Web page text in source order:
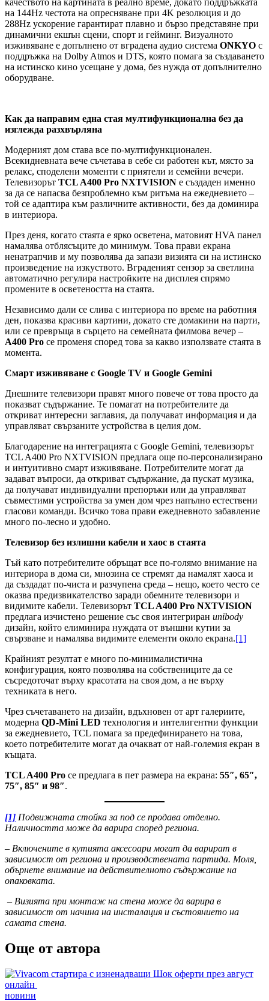
качеството на картината в реално време, докато поддръжката
на 144Hz честота на опресняване при 4K резолюция и до
288Hz ускорение гарантират плавно и бързо представяне при
динамични екшън сцени, спорт и гейминг. Визуалното
изживяване е допълнено от вградена аудио система ONKYO с
поддръжка на Dolby Atmos и DTS, която помага за създаването
на истинско кино усещане у дома, без нужда от допълнително
оборудване.
Как да направим една стая мултифункционална без да
изглежда разхвърляна
Модерният дом става все по-мултифункционален.
Всекидневната вече съчетава в себе си работен кът, място за
релакс, споделени моменти с приятели и семейни вечери.
Телевизорът TCL A400 Pro NXTVISION е създаден именно
за да се напасва безпроблемно към ритъма на ежедневието –
той се адаптира към различните активности, без да доминира
в интериора.
През деня, когато стаята е ярко осветена, матовият HVA панел
намалява отблясъците до минимум. Това прави екрана
ненатрапчив и му позволява да запази визията си на истинско
произведение на изкуството. Вграденият сензор за светлина
автоматично регулира настройките на дисплея спрямо
промените в осветеността на стаята.
Независимо дали се слива с интериора по време на работния
ден, показва красиви картини, докато сте домакини на парти,
или се превръща в сърцето на семейната филмова вечер –
A400 Pro се променя според това за какво използвате стаята в
момента.
Смарт изживяване с Google TV и Google Gemini
Днешните телевизори правят много повече от това просто да
показват съдържание. Те помагат на потребителите да
откриват интересни заглавия, да получават информация и да
управляват свързаните устройства в целия дом.
Благодарение на интеграцията с Google Gemini, телевизорът
TCL A400 Pro NXTVISION предлага още по-персонализирано
и интуитивно смарт изживяване. Потребителите могат да
задават въпроси, да откриват съдържание, да пускат музика,
да получават индивидуални препоръки или да управляват
съвместими устройства за умен дом чрез напълно естествени
гласови команди. Всичко това прави ежедневното забавление
много по-лесно и удобно.
Телевизор без излишни кабели и хаос в стаята
Тъй като потребителите обръщат все по-голямо внимание на
интериора в дома си, мнозина се стремят да намалят хаоса и
да създадат по-чиста и разчупена среда – нещо, което често се
оказва предизвикателство заради обемните телевизори и
видимите кабели. Телевизорът TCL A400 Pro NXTVISION
предлага изчистено решение със своя интегриран unibody
дизайн, който елиминира нуждата от външни кутии за
свързване и намалява видимите елементи около екрана.[1]
Крайният резултат е много по-минималистична
конфигурация, която позволява на собствениците да се
съсредоточат върху красотата на своя дом, а не върху
техниката в него.
Чрез съчетаването на дизайн, вдъхновен от арт галериите,
модерна QD-Mini LED технология и интелигентни функции
за ежедневието, TCL помага за предефинирането на това,
което потребителите могат да очакват от най-големия екран в
къщата.
TCL A400 Pro се предлага в пет размера на екрана: 55″, 65″,
75″, 85″ и 98″.
[1] Подвижната стойка за под се продава отделно.
Наличността може да варира според региона.
– Включените в кутията аксесоари могат да варират в
зависимост от региона и производствената партида. Моля,
обърнете внимание на действителното съдържание на
опаковката.
– Визията при монтаж на стена може да варира в
зависимост от начина на инсталация и състоянието на
самата стена.
Още от автора
Posted
новини